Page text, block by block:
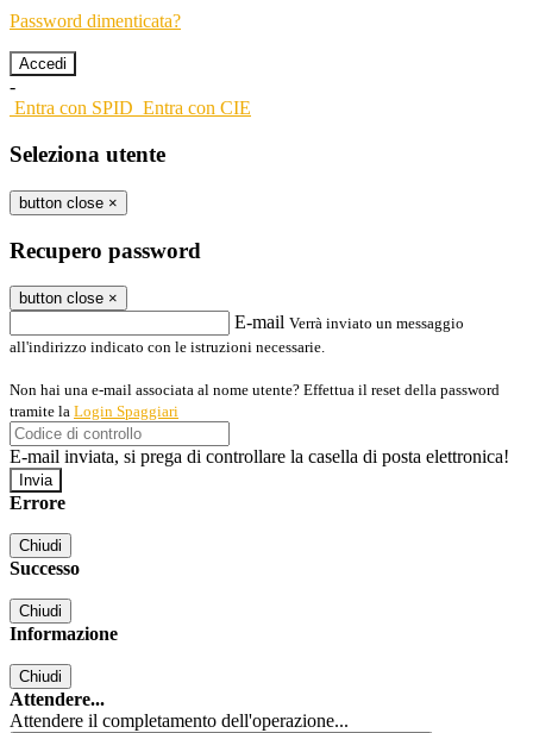
Password dimenticata?
-
Entra con SPID Entra con CIE
Seleziona utente
button close ×
Recupero password
button close ×
E-mail Verrà inviato un messaggio
all'indirizzo indicato con le istruzioni necessarie.
Non hai una e-mail associata al nome utente? Effettua il reset della password
tramite la Login Spaggiari
E-mail inviata, si prega di controllare la casella di posta elettronica!
Errore
Chiudi
Successo
Chiudi
Informazione
Chiudi
Attendere...
Attendere il completamento dell'operazione...